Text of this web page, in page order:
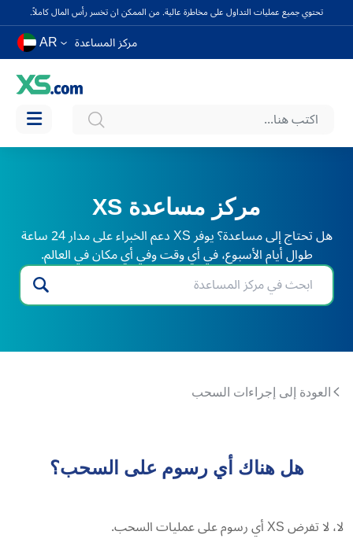
تحتوي جميع عمليات التداول على مخاطرة عالية. من الممكن ان تخسر رأس المال كاملاً.
مركز المساعدة AR
مركز مساعدة XS
هل تحتاج إلى مساعدة؟ يوفر XS دعم الخبراء على مدار 24 ساعة
طوال أيام الأسبوع، في أي وقت وفي أي مكان في العالم.
العودة إلى إجراءات السحب
هل هناك أي رسوم على السحب؟
لا، لا تفرض XS أي رسوم على عمليات السحب.